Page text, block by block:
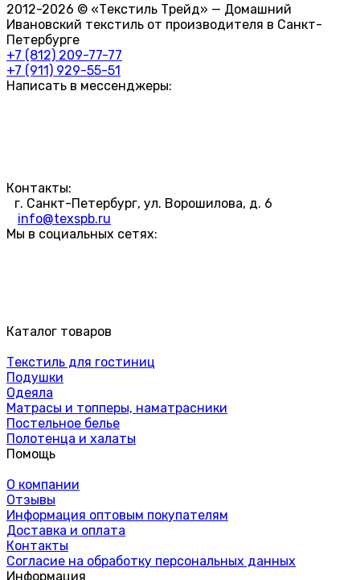
2012-2026 © «Текстиль Трейд» — Домашний
Ивановский текстиль от производителя в Санкт-
Петербурге
+7 (812) 209-77-77
+7 (911) 929-55-51
Написать в мессенджеры:
Контакты:
г. Санкт-Петербург, ул. Ворошилова, д. 6
info@texspb.ru
Мы в социальных сетях:
Каталог товаров
Текстиль для гостиниц
Подушки
Одеяла
Матрасы и топперы, наматрасники
Постельное белье
Полотенца и халаты
Помощь
О компании
Отзывы
Информация оптовым покупателям
Доставка и оплата
Контакты
Согласие на обработку персональных данных
Информация